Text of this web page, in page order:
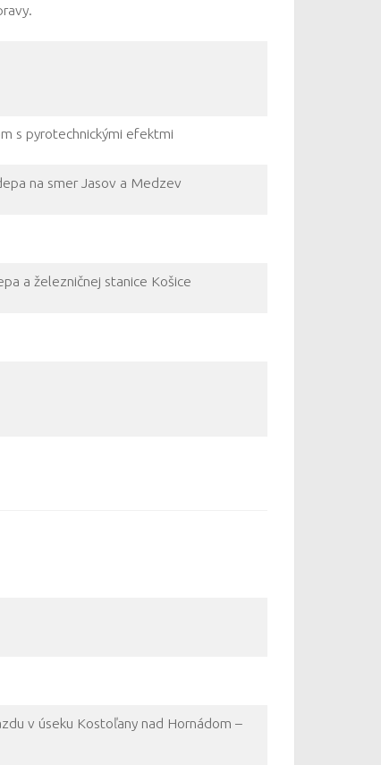
s pyrotechnickými efektmi
na smer Jasov a Medzev
a železničnej stanice Košice
v úseku Kostoľany nad Hornádom –